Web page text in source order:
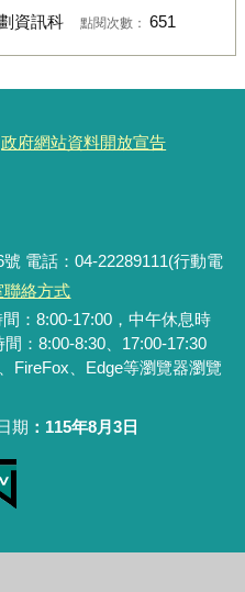
資訊科 點閱次數： 651
政府網站資料開放宣告
電話：04-22289111(行動電
聯絡方式
：8:00-17:00，中午休息時
：8:00-8:30、17:00-17:30
FireFox、Edge等瀏覽器瀏覽
期 115年8月3日